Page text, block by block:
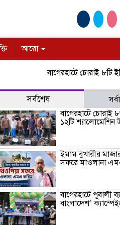
আরো
বাগেরহাটে চোরাই ৮টি
সর্বশেষ
বাগেরহাটে চোরাই
১২টি শ্যালোমেশিন
ইমাম বুখারীর
সফরে মাওলানা
বাগেরহাটে পূবালী
বাংলাদেশ’